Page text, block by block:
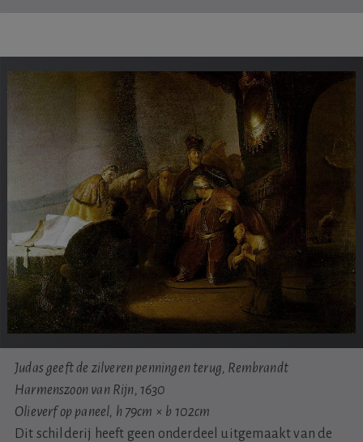
Judas geeft de zilveren penningen terug, Rembrandt
Harmenszoon van Rijn, 1630
Olieverf op paneel, h 79cm × b 102cm
Dit schilderij heeft geen onderdeel uitgemaakt van de